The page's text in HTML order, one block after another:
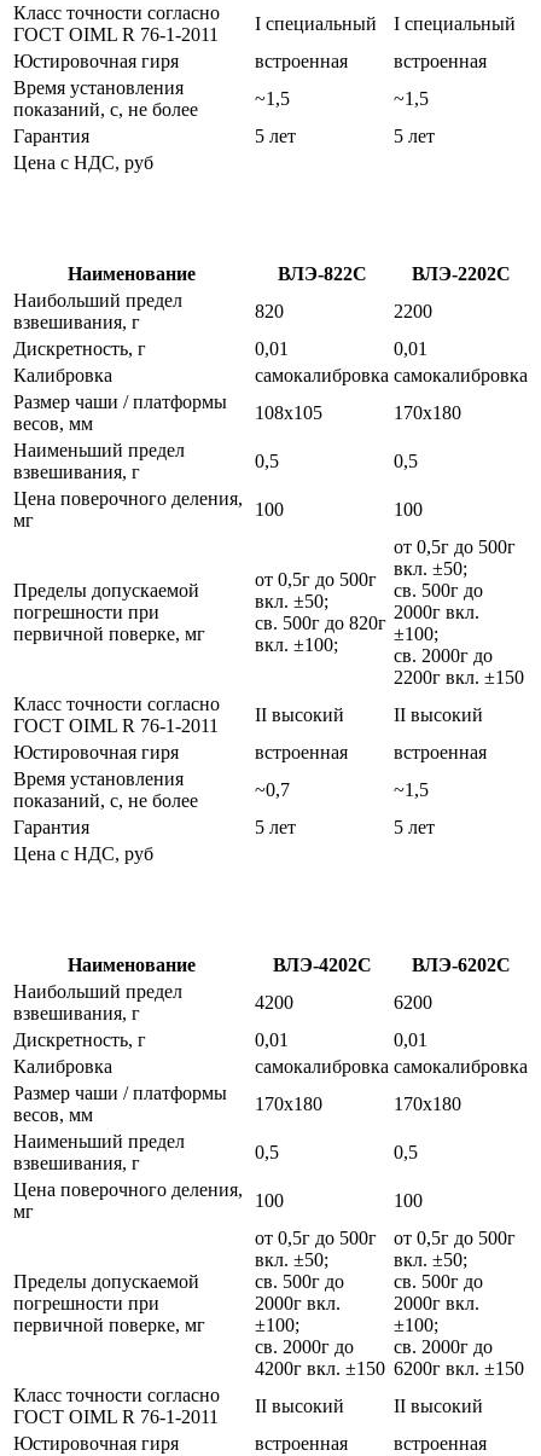
Класс точности согласно
ГОСТ OIML R 76-1-2011
I специальный
I специальный
Юстировочная гиря
встроенная
встроенная
Время установления
показаний, с, не более
~1,5
~1,5
Гарантия
5 лет
5 лет
Цена с НДС, руб
Наименование ВЛЭ-822С
ВЛЭ-2202С
Наибольший предел
взвешивания, г
820
2200
Дискретность, г
0,01
0,01
Калибровка
самокалибровка самокалибровка
Размер чаши / платформы
весов, мм
108х105
170х180
Наименьший предел
взвешивания, г
0,5
0,5
Цена поверочного деления,
мг
100 100
Пределы допускаемой
погрешности при
первичной поверке, мг
от 0,5г до 500г
вкл. ±50;
св. 500г до 820г
вкл. ±100;
от 0,5г до 500г
вкл. ±50;
св. 500г до
2000г вкл.
±100;
св. 2000г до
2200г вкл. ±150
Класс точности согласно
ГОСТ OIML R 76-1-2011
II высокий
II высокий
Юстировочная гиря
встроенная
встроенная
Время установления
показаний, с, не более
~0,7
~1,5
Гарантия
5 лет
5 лет
Цена с НДС, руб
Наименование ВЛЭ-4202С
ВЛЭ-6202С
Наибольший предел
взвешивания, г
4200
6200
Дискретность, г
0,01
0,01
Калибровка
самокалибровка самокалибровка
Размер чаши / платформы
весов, мм
170х180
170х180
Наименьший предел
взвешивания, г
0,5
0,5
Цена поверочного деления,
мг
100 100
Пределы допускаемой
погрешности при
первичной поверке, мг
от 0,5г до 500г
вкл. ±50;
св. 500г до
2000г вкл.
±100;
св. 2000г до
4200г вкл. ±150
от 0,5г до 500г
вкл. ±50;
св. 500г до
2000г вкл.
±100;
св. 2000г до
6200г вкл. ±150
Класс точности согласно
ГОСТ OIML R 76-1-2011
II высокий
II высокий
Юстировочная гиря
встроенная встроенная